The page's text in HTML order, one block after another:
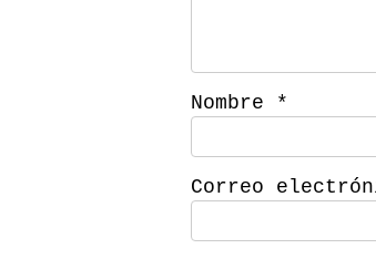
Nombre *
Correo